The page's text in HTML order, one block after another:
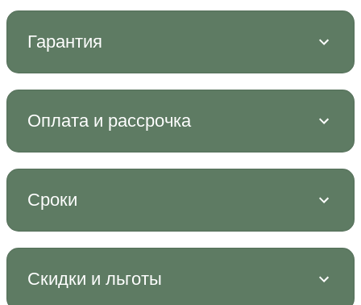
Гарантия
Оплата и рассрочка
Сроки
Скидки и льготы